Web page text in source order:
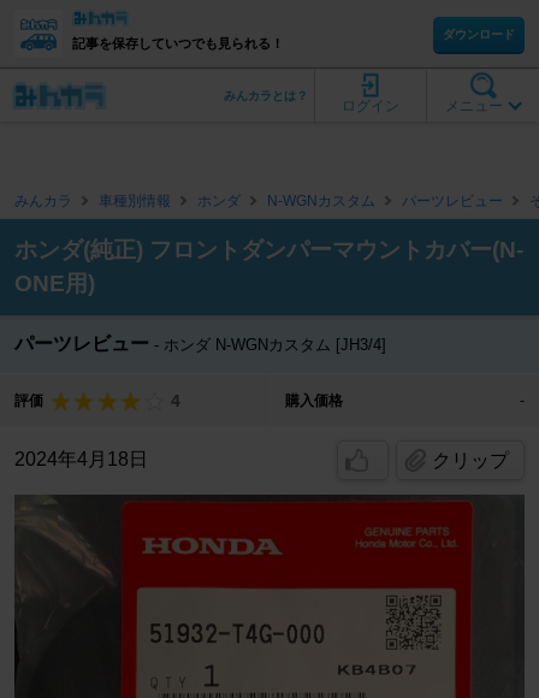
記事を保存していつでも見られる！
ダウンロード
メニュー
ログイン
みんカラとは？
みんカラ 車種別情報 ホンダ N-WGNカスタム パーツレビュー
ホンダ(純正) フロントダンパーマウントカバー(N-
ONE用)
パーツレビュー ホンダ N-WGNカスタム [JH3/4]
評価 4 購入価格 -
2024年4月18日 クリップ